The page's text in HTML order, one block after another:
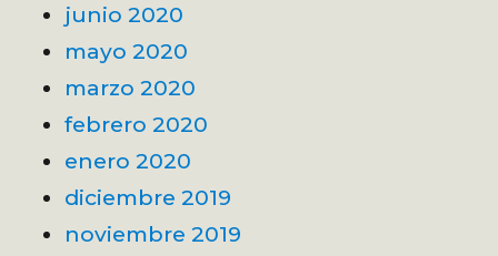
junio 2020
mayo 2020
marzo 2020
febrero 2020
enero 2020
diciembre 2019
noviembre 2019